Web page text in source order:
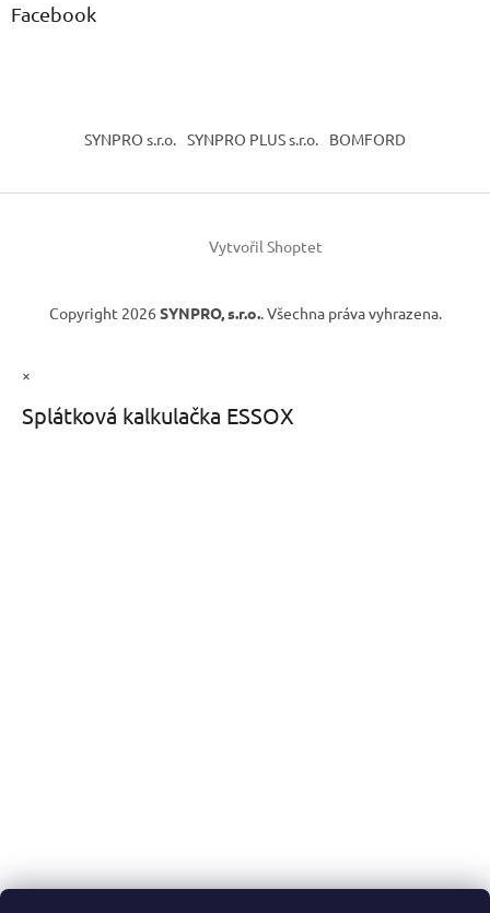
Facebook
SYNPRO s.r.o. SYNPRO PLUS s.r.o. BOMFORD
Vytvořil Shoptet
Copyright 2026 SYNPRO, s.r.o.. Všechna práva vyhrazena.
×
Splátková kalkulačka ESSOX